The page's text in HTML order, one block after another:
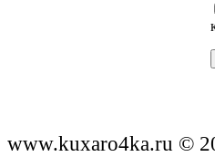
www.kuxaro4ka.ru ©